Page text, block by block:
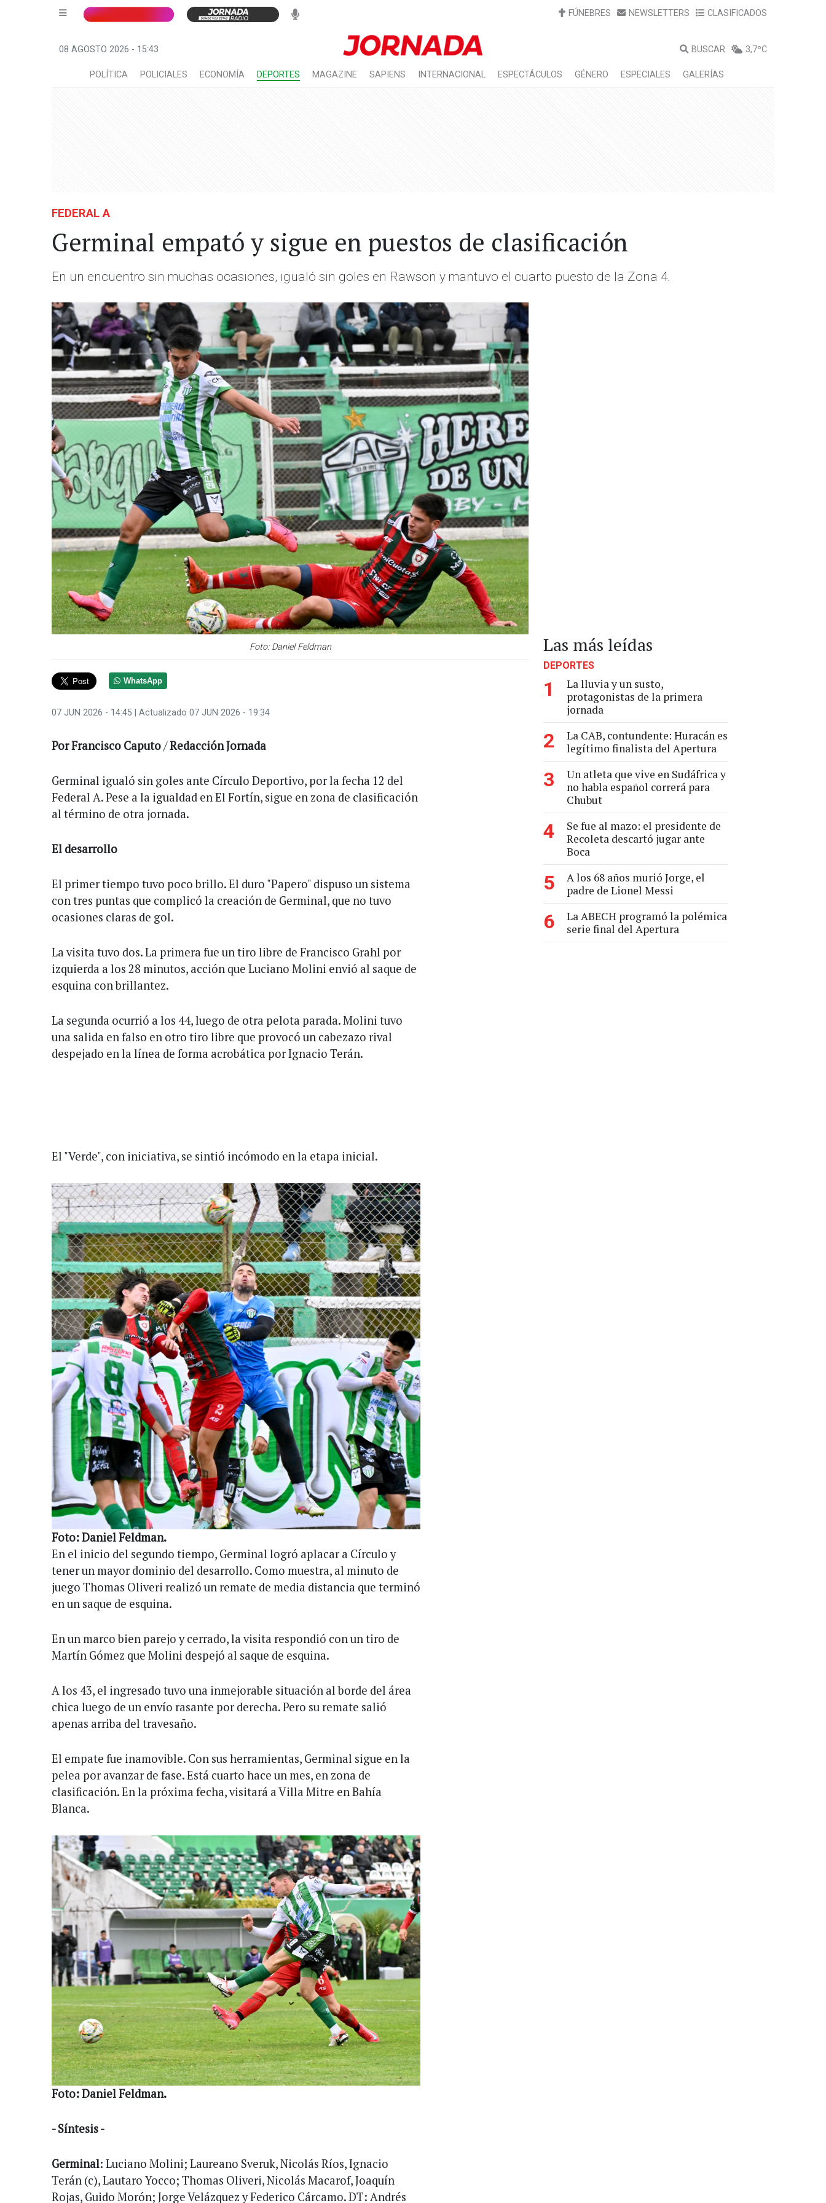
FÚNEBRES NEWSLETTERS CLASIFICADOS
08 AGOSTO 2026 - 15:43 BUSCAR 3,7ºC
POLÍTICA POLICIALES ECONOMÍA DEPORTES MAGAZINE SAPIENS INTERNACIONAL ESPECTÁCULOS GÉNERO ESPECIALES GALERÍAS
FEDERAL A
Germinal empató y sigue en puestos de clasificación
En un encuentro sin muchas ocasiones, igualó sin goles en Rawson y mantuvo el cuarto puesto de la Zona 4.
Foto: Daniel Feldman
Anterior Siguiente
WhatsApp
07 JUN 2026 - 14:45 | Actualizado 07 JUN 2026 - 19:34
PorFrancisco Caputo/RedacciónJornada
Germinal igualó sin goles ante Círculo Deportivo, por la fecha 12 del
Federal A. Pese a la igualdad en El Fortín, sigue en zona de clasificación
al término de otra jornada.
El desarrollo
El primer tiempo tuvo poco brillo. El duro "Papero" dispuso un sistema
con tres puntas que complicó la creación de Germinal, que no tuvo
ocasiones claras de gol.
La visita tuvo dos. La primera fue un tiro libre de Francisco Grahl por
izquierda a los 28 minutos, acción que Luciano Molini envió al saque de
esquina con brillantez.
La segunda ocurrió a los 44, luego de otra pelota parada. Molini tuvo
una salida en falso en otro tiro libre que provocó un cabezazo rival
despejado en la línea de forma acrobática por Ignacio Terán.
El "Verde", con iniciativa, se sintió incómodo en la etapa inicial.
Foto: Daniel Feldman.
En el inicio del segundo tiempo, Germinal logró aplacar a Círculo y
tener un mayor dominio del desarrollo. Como muestra, al minuto de
juego Thomas Oliveri realizó un remate de media distancia que terminó
en un saque de esquina.
En un marco bien parejo y cerrado, la visita respondió con un tiro de
Martín Gómez que Molini despejó al saque de esquina.
A los 43, el ingresado tuvo una inmejorable situación al borde del área
chica luego de un envío rasante por derecha. Pero su remate salió
apenas arriba del travesaño.
El empate fue inamovible. Con sus herramientas, Germinal sigue en la
pelea por avanzar de fase. Está cuarto hace un mes, en zona de
clasificación. En la próxima fecha, visitará a Villa Mitre en Bahía
Blanca.
Foto: Daniel Feldman.
- Síntesis -
Germinal: Luciano Molini; Laureano Sveruk, Nicolás Ríos, Ignacio
Terán (c), Lautaro Yocco; Thomas Oliveri, Nicolás Macarof, Joaquín
Rojas, Guido Morón; Jorge Velázquez y Federico Cárcamo. DT: Andrés
Las más leídas
DEPORTES
1
La lluvia y un susto,
protagonistas de la primera
jornada
2
La CAB, contundente: Huracán es
legítimo finalista del Apertura
3
Un atleta que vive en Sudáfrica y
no habla español correrá para
Chubut
4
Se fue al mazo: el presidente de
Recoleta descartó jugar ante
Boca
5
A los 68 años murió Jorge, el
padre de Lionel Messi
6
La ABECH programó la polémica
serie final del Apertura